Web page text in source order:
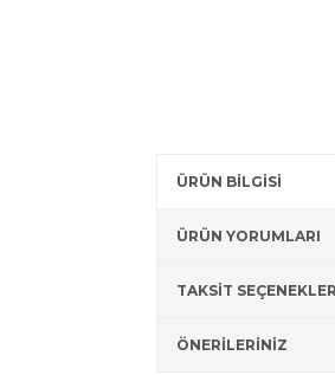
ÜRÜN BİLGİSİ
ÜRÜN YORUMLARI
TAKSİT
ÖNERİLERİNİZ